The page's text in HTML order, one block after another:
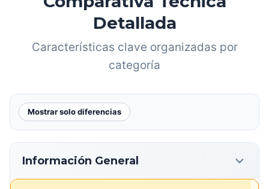
Detallada
Características clave organizadas por
categoría
Mostrar solo diferencias
Información General